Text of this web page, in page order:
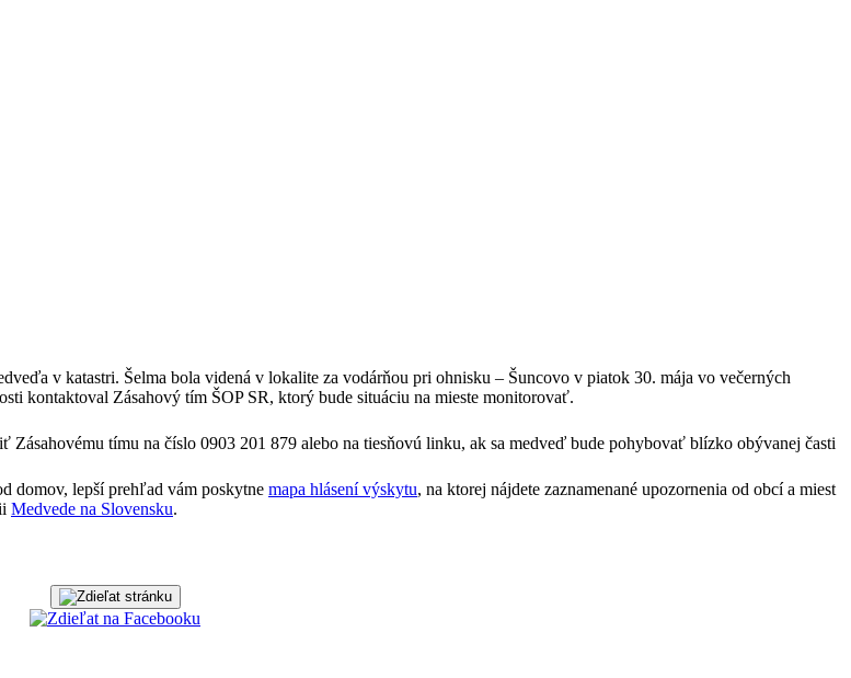
v katastri. Šelma bola videná v lokalite za vodárňou pri ohnisku – Šuncovo v piatok 30. mája vo večerných
kontaktoval Zásahový tím ŠOP SR, ktorý bude situáciu na mieste monitorovať.
tímu na číslo 0903 201 879 alebo na tiesňovú linku, ak sa medveď bude pohybovať blízko obývanej časti
domov, lepší prehľad vám poskytne mapa hlásení výskytu, na ktorej nájdete zaznamenané upozornenia od obcí a miest
Medvede na Slovensku.